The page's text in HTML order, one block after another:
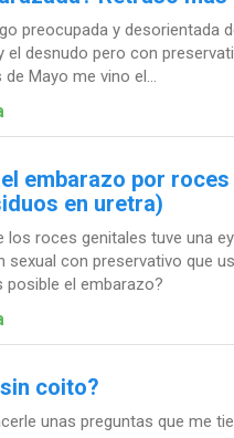
preocupada y desorientada
el desnudo pero con
Mayo me vino el...
embarazo por
en uretra)
los roces genitales tuve una
sexual con preservativo que
posible el embarazo?
coito?
unas preguntas que me